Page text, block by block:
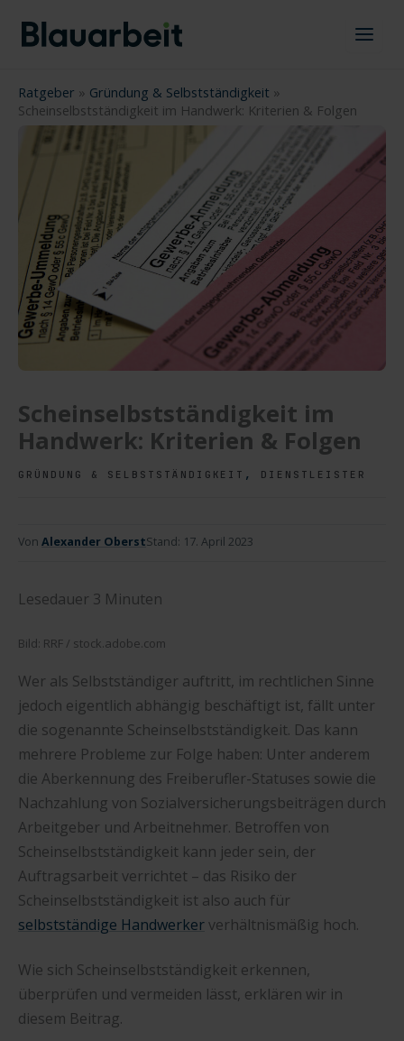
Inhalt
springen
Ratgeber » Gründung & Selbstständigkeit »
Scheinselbstständigkeit im Handwerk: Kriterien & Folgen
Scheinselbstständigkeit im
Handwerk: Kriterien & Folgen
GRÜNDUNG & SELBSTSTÄNDIGKEIT , DIENSTLEISTER
Von Alexander OberstStand: 17. April 2023
Lesedauer 3 Minuten
Bild: RRF / stock.adobe.com
Wer als Selbstständiger auftritt, im rechtlichen Sinne
jedoch eigentlich abhängig beschäftigt ist, fällt unter
die sogenannte Scheinselbstständigkeit. Das kann
mehrere Probleme zur Folge haben: Unter anderem
die Aberkennung des Freiberufler-Statuses sowie die
Nachzahlung von Sozialversicherungsbeiträgen durch
Arbeitgeber und Arbeitnehmer. Betroffen von
Scheinselbstständigkeit kann jeder sein, der
Auftragsarbeit verrichtet – das Risiko der
Scheinselbstständigkeit ist also auch für
selbstständige Handwerkerverhältnismäßig hoch.
Wie sich Scheinselbstständigkeit erkennen,
überprüfen und vermeiden lässt, erklären wir in
diesem Beitrag.